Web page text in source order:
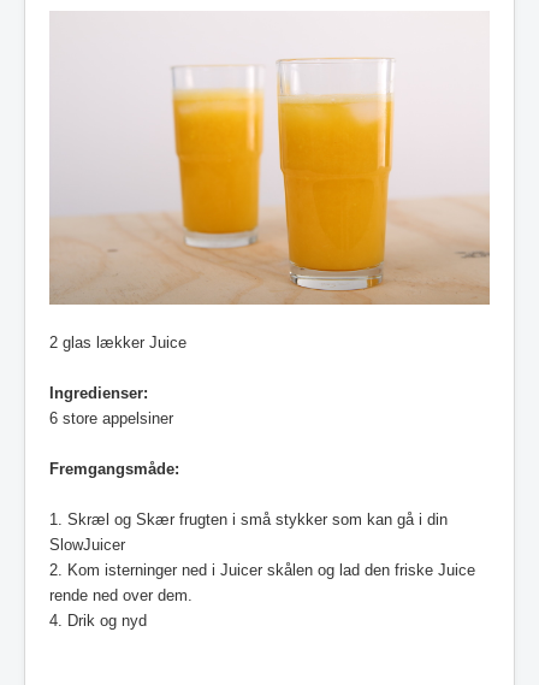
2 glas lækker Juice
Ingredienser:
6 store appelsiner
Fremgangsmåde:
1. Skræl og Skær frugten i små stykker som kan gå i din
SlowJuicer
2. Kom isterninger ned i Juicer skålen og lad den friske Juice
rende ned over dem.
4. Drik og nyd